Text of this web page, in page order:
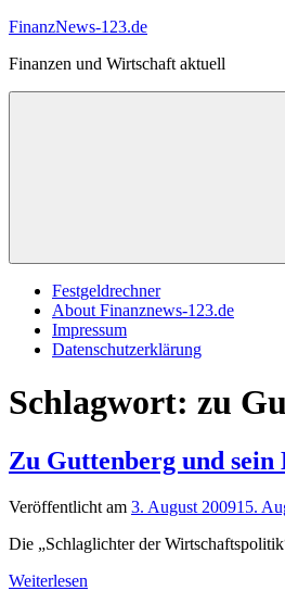
Zum
springen
FinanzNews-123.de
Finanzen und Wirtschaft aktuell
Festgeldrechner
About Finanznews-123.de
Impressum
Datenschutzerklärung
Schlagwort: zu
Zu Guttenberg und
Veröffentlicht am 3. August 200915.
Die „Schlaglichter der
Weiterlesen